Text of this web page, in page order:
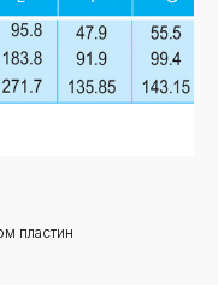
пластин